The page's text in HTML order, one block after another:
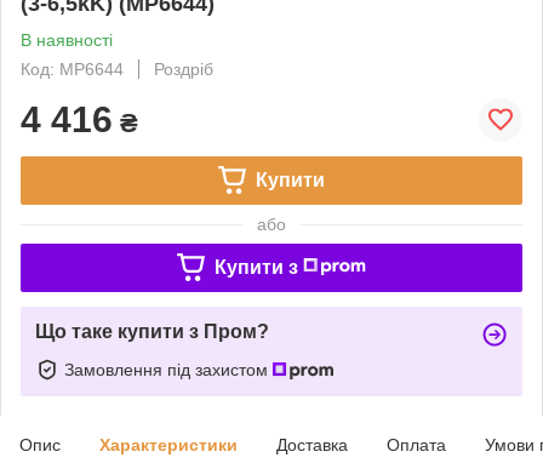
В наявності
Код: MP6644
Роздріб
4 416 ₴
Купити
або
Купити з
Що таке купити з Пром?
Замовлення під захистом
Опис Характеристики Доставка Оплата Умови